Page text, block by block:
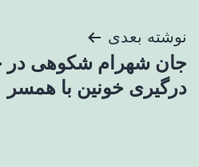
نوشته بعدی
جان شهرام شکوهی
درگیری خونین با همسر